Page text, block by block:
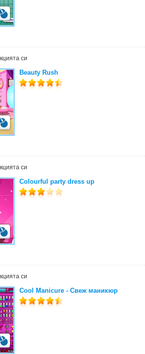
си
Beauty Rush
си
Colourful party dress up
си
Cool Manicure - Свеж маникюр